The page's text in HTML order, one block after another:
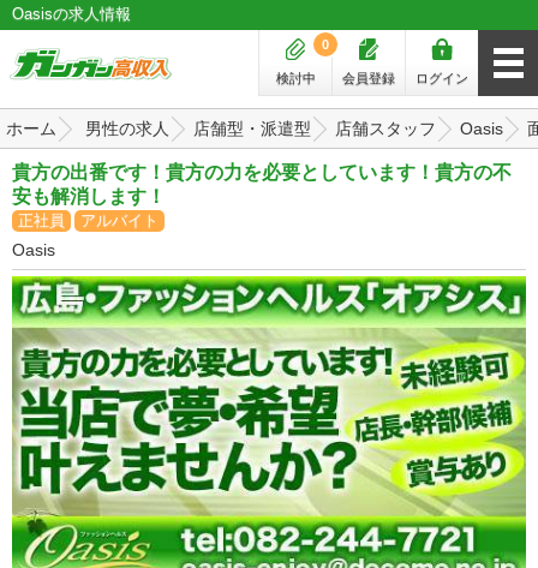
Oasisの求人情報
ログイン
会員登録
検討中
0
ホーム 男性の求人 店舗型・派遣型 店舗スタッフ Oasis
貴方の出番です！貴方の力を必要としています！貴方の不
安も解消します！
正社員 アルバイト
Oasis